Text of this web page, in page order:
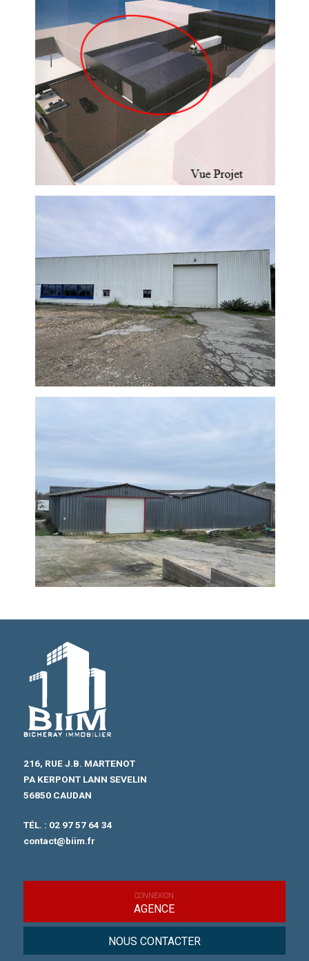
216, RUE J.B. MARTENOT
PA KERPONT LANN SEVELIN
56850 CAUDAN
TÉL. : 02 97 57 64 34
contact@biim.fr
CONNEXION
AGENCE
NOUS CONTACTER